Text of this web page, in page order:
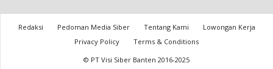
Redaksi Pedoman Media Siber Tentang Kami
Lowongan Kerja
Privacy Policy
Terms & Conditions
© PT Visi Siber Banten 2016-2025